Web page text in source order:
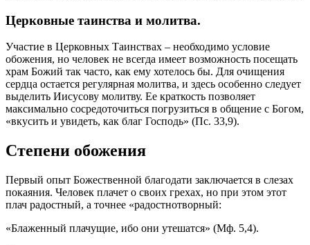
Церковные таинства и молитва.
Участие в Церковных Таинствах – необходимо условие
обожения, но человек не всегда имеет возможность посещать
храм Божий так часто, как ему хотелось бы. Для очищения
сердца остается регулярная молитва, и здесь особенно следует
выделить Иисусову молитву. Ее краткость позволяет
максимально сосредоточиться погрузиться в общение с Богом,
«вкусить и увидеть, как благ Господь» (Пс. 33,9).
Степени обожения
Первый опыт Божественной благодати заключается в слезах
покаяния. Человек плачет о своих грехах, но при этом этот
плач радостный, а точнее «радостнотворный:
«Блаженный плачущие, ибо они утешатся» (Мф. 5,4).